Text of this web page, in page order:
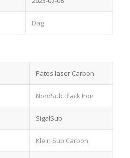
Dag
Patos laser Carbon
NordSub Black Iron
SigalSub
Klein Sub Carbon